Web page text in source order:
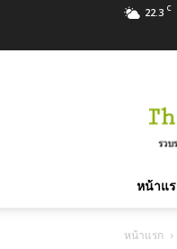
22.3 C
หน้าแ
หน้าแรก